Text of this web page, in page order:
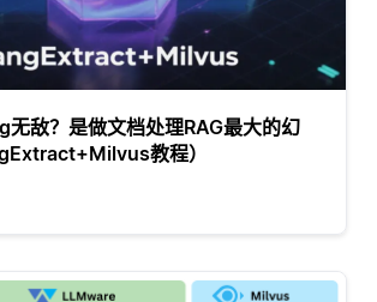
敌？是做文档处理RAG最大的幻
教程）